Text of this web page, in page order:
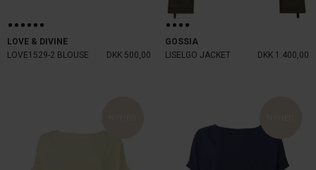
LOVE & DIVINE
LOVE1529-2 BLOUSE
DKK 500,00
GOSSIA
LISELGO JACKET
DKK 1.400,00